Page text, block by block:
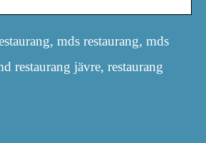
mds restaurang, mds
restaurang jävre, restaurang